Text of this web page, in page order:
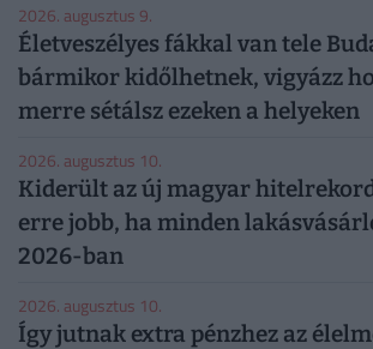
2026. augusztus 9.
Életveszélyes fákkal van tele
bármikor kidőlhetnek, vigyázz
merre sétálsz ezeken a helyeken
2026. augusztus 10.
Kiderült az új magyar
erre jobb, ha minden
2026-ban
2026. augusztus 10.
Így jutnak extra pénzhez az